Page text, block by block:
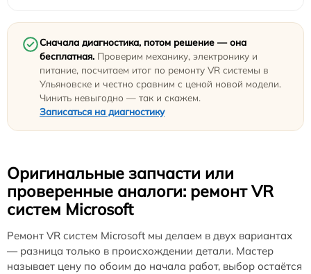
Сначала диагностика, потом решение — она
бесплатная. Проверим механику, электронику и
питание, посчитаем итог по ремонту VR системы в
Ульяновске и честно сравним с ценой новой модели.
Чинить невыгодно — так и скажем.
Записаться на диагностику
Оригинальные запчасти или
проверенные аналоги: ремонт VR
систем Microsoft
Ремонт VR систем Microsoft мы делаем в двух вариантах
— разница только в происхождении детали. Мастер
называет цену по обоим до начала работ, выбор остаётся